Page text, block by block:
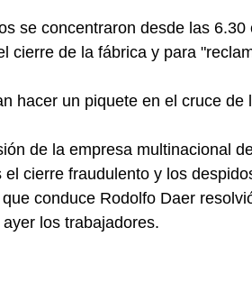
se concentraron desde las
cierre de la fábrica y para
hacer un piquete en el cruce
de la empresa multinacional
el cierre fraudulento y los
conduce Rodolfo Daer
los trabajadores.